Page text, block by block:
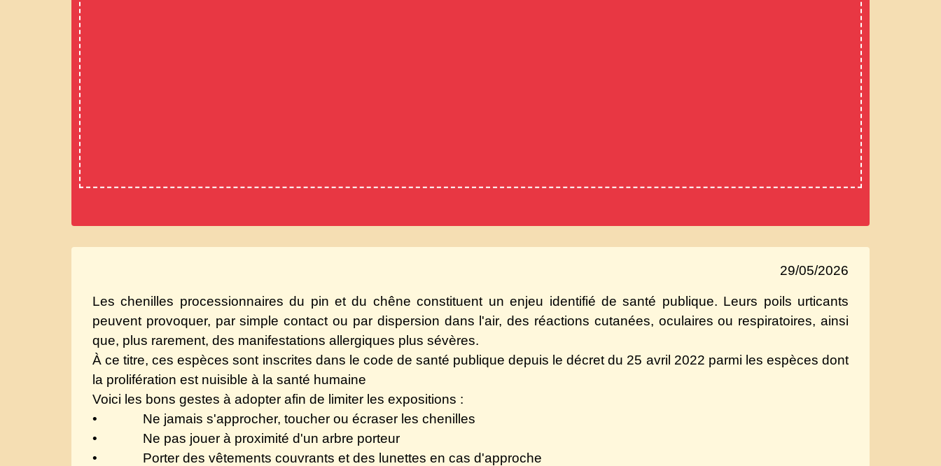
29/05/2026
Les chenilles processionnaires du pin et du chêne constituent un enjeu identifié de santé publique. Leurs poils urticants
peuvent provoquer, par simple contact ou par dispersion dans l'air, des réactions cutanées, oculaires ou respiratoires, ainsi
que, plus rarement, des manifestations allergiques plus sévères.
À ce titre, ces espèces sont inscrites dans le code de santé publique depuis le décret du 25 avril 2022 parmi les espèces dont
la prolifération est nuisible à la santé humaine
​​​​​​​Voici les bons gestes à adopter afin de limiter les expositions :
• Ne jamais s'approcher, toucher ou écraser les chenilles
• Ne pas jouer à proximité d'un arbre porteur
• Porter des vêtements couvrants et des lunettes en cas d'approche